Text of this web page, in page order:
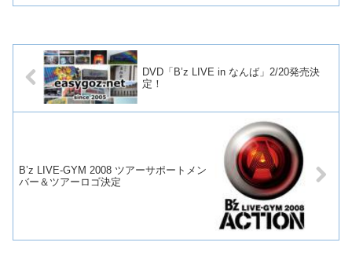
DVD「B’z LIVE in なんば」2/20発売決
定！
B’z LIVE-GYM 2008 ツアーサポートメン
バー＆ツアーロゴ決定